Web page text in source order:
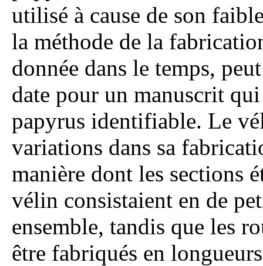
utilisé à cause de son
la méthode de la
donnée dans le temps,
date pour un manuscrit
papyrus identifiable. Le
variations dans sa
manière dont les sections
vélin consistaient en de
ensemble, tandis que les
être fabriqués en